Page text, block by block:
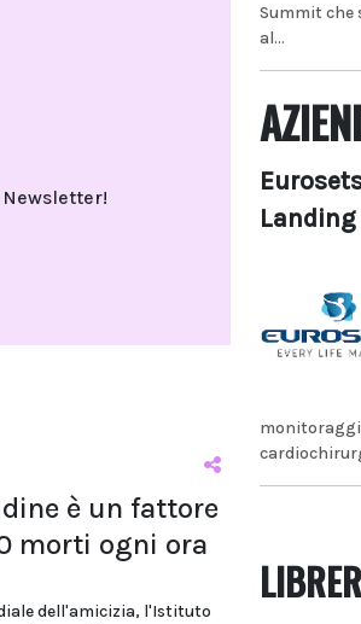
è un fattore
morti ogni ora
dell'amicizia, l'Istituto
Summit che
al...